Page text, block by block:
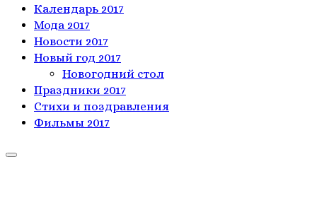
Календарь 2017
Мода 2017
Новости 2017
Новый год 2017
Новогодний стол
Праздники 2017
Стихи и поздравления
Фильмы 2017